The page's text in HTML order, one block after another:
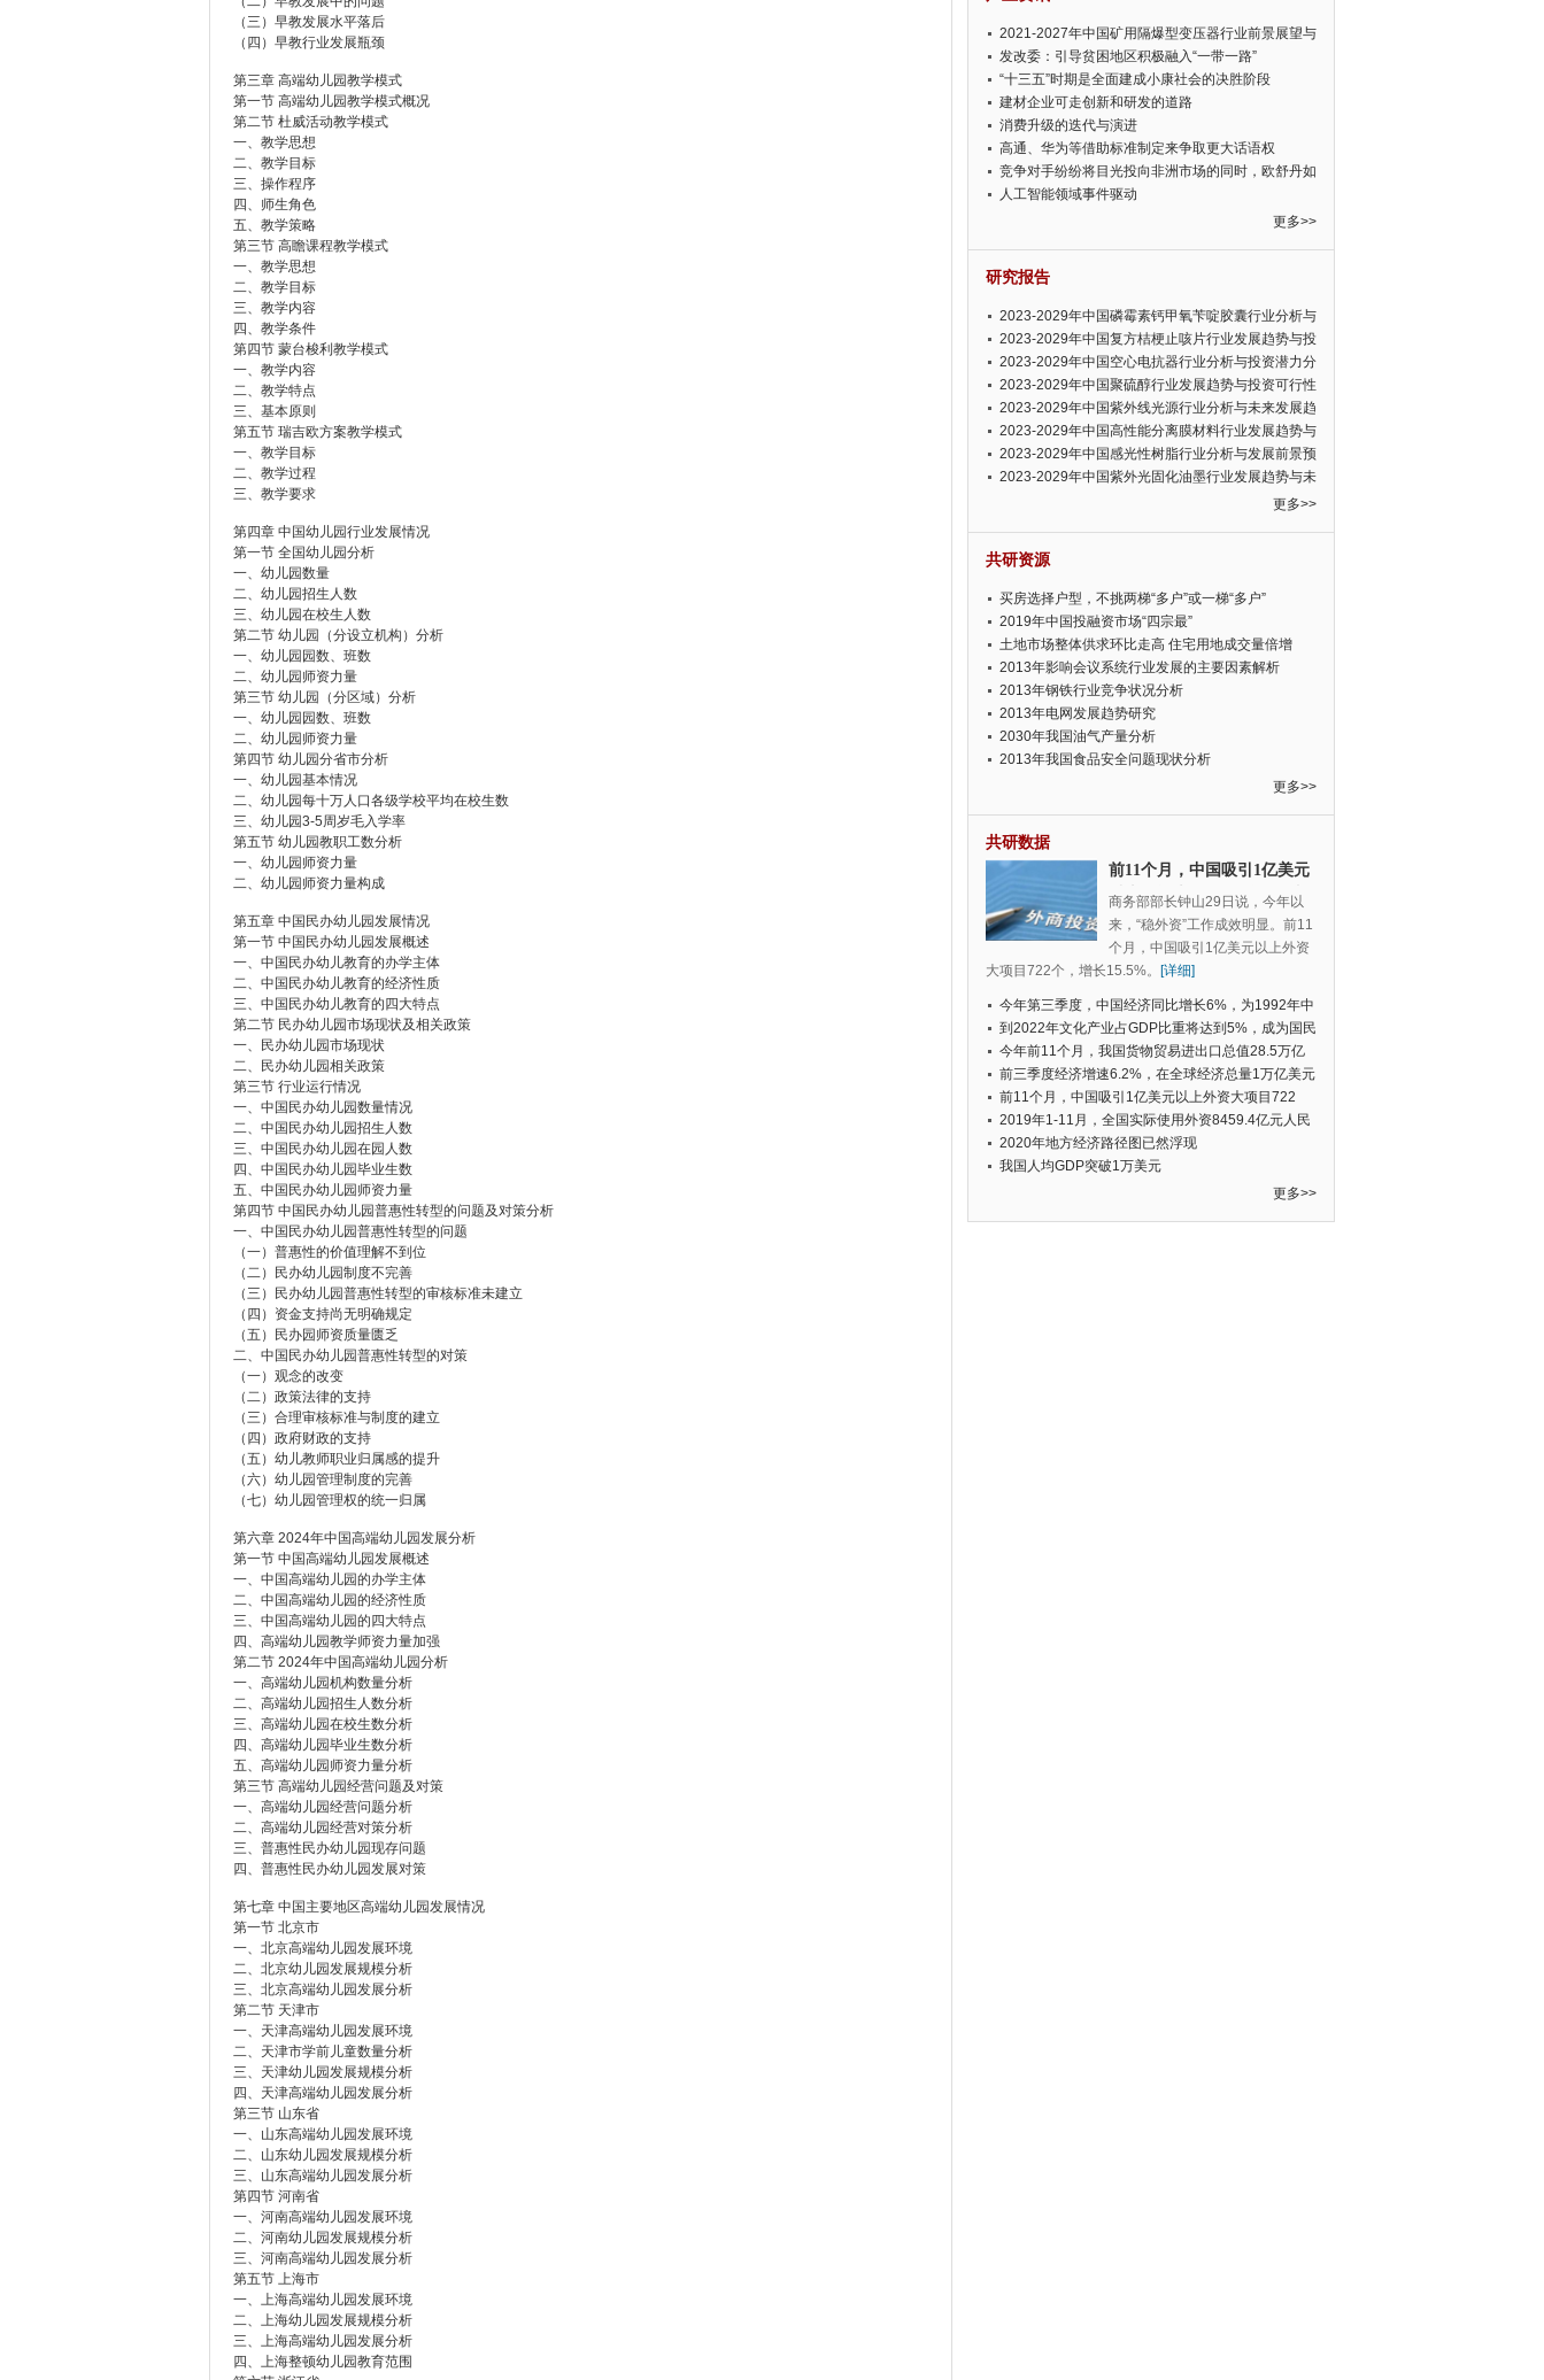
（三）早教发展水平落后
（四）早教行业发展瓶颈
第三章 高端幼儿园教学模式
第一节 高端幼儿园教学模式概况
第二节 杜威活动教学模式
一、教学思想
二、教学目标
三、操作程序
四、师生角色
五、教学策略
第三节 高瞻课程教学模式
一、教学思想
二、教学目标
三、教学内容
四、教学条件
第四节 蒙台梭利教学模式
一、教学内容
二、教学特点
三、基本原则
第五节 瑞吉欧方案教学模式
一、教学目标
二、教学过程
三、教学要求
第四章 中国幼儿园行业发展情况
第一节 全国幼儿园分析
一、幼儿园数量
二、幼儿园招生人数
三、幼儿园在校生人数
第二节 幼儿园（分设立机构）分析
一、幼儿园园数、班数
二、幼儿园师资力量
第三节 幼儿园（分区域）分析
一、幼儿园园数、班数
二、幼儿园师资力量
第四节 幼儿园分省市分析
一、幼儿园基本情况
二、幼儿园每十万人口各级学校平均在校生数
三、幼儿园3-5周岁毛入学率
第五节 幼儿园教职工数分析
一、幼儿园师资力量
二、幼儿园师资力量构成
第五章 中国民办幼儿园发展情况
第一节 中国民办幼儿园发展概述
一、中国民办幼儿教育的办学主体
二、中国民办幼儿教育的经济性质
三、中国民办幼儿教育的四大特点
第二节 民办幼儿园市场现状及相关政策
一、民办幼儿园市场现状
二、民办幼儿园相关政策
第三节 行业运行情况
一、中国民办幼儿园数量情况
二、中国民办幼儿园招生人数
三、中国民办幼儿园在园人数
四、中国民办幼儿园毕业生数
五、中国民办幼儿园师资力量
第四节 中国民办幼儿园普惠性转型的问题及对策分析
一、中国民办幼儿园普惠性转型的问题
（一）普惠性的价值理解不到位
（二）民办幼儿园制度不完善
（三）民办幼儿园普惠性转型的审核标准未建立
（四）资金支持尚无明确规定
（五）民办园师资质量匮乏
二、中国民办幼儿园普惠性转型的对策
（一）观念的改变
（二）政策法律的支持
（三）合理审核标准与制度的建立
（四）政府财政的支持
（五）幼儿教师职业归属感的提升
（六）幼儿园管理制度的完善
（七）幼儿园管理权的统一归属
第六章 2024年中国高端幼儿园发展分析
第一节 中国高端幼儿园发展概述
一、中国高端幼儿园的办学主体
二、中国高端幼儿园的经济性质
三、中国高端幼儿园的四大特点
四、高端幼儿园教学师资力量加强
第二节 2024年中国高端幼儿园分析
一、高端幼儿园机构数量分析
二、高端幼儿园招生人数分析
三、高端幼儿园在校生数分析
四、高端幼儿园毕业生数分析
五、高端幼儿园师资力量分析
第三节 高端幼儿园经营问题及对策
一、高端幼儿园经营问题分析
二、高端幼儿园经营对策分析
三、普惠性民办幼儿园现存问题
四、普惠性民办幼儿园发展对策
第七章 中国主要地区高端幼儿园发展情况
第一节 北京市
一、北京高端幼儿园发展环境
二、北京幼儿园发展规模分析
三、北京高端幼儿园发展分析
第二节 天津市
一、天津高端幼儿园发展环境
二、天津市学前儿童数量分析
三、天津幼儿园发展规模分析
四、天津高端幼儿园发展分析
第三节 山东省
一、山东高端幼儿园发展环境
二、山东幼儿园发展规模分析
三、山东高端幼儿园发展分析
第四节 河南省
一、河南高端幼儿园发展环境
二、河南幼儿园发展规模分析
三、河南高端幼儿园发展分析
第五节 上海市
一、上海高端幼儿园发展环境
二、上海幼儿园发展规模分析
三、上海高端幼儿园发展分析
四、上海整顿幼儿园教育范围
2021-2027年中国矿用隔爆型变压器行业前景展望与
投资前景预测报告
发改委：引导贫困地区积极融入“一带一路”
“十三五”时期是全面建成小康社会的决胜阶段
建材企业可走创新和研发的道路
消费升级的迭代与演进
高通、华为等借助标准制定来争取更大话语权
竞争对手纷纷将目光投向非洲市场的同时，欧舒丹如
此淡定，难道就真的不怕丧失先机吗?
人工智能领域事件驱动
更多>>
研究报告
2023-2029年中国磷霉素钙甲氧苄啶胶囊行业分析与
投资可行性报告
2023-2029年中国复方桔梗止咳片行业发展趋势与投
资潜力分析报告
2023-2029年中国空心电抗器行业分析与投资潜力分
析报告
2023-2029年中国聚硫醇行业发展趋势与投资可行性
报告
2023-2029年中国紫外线光源行业分析与未来发展趋
势报告
2023-2029年中国高性能分离膜材料行业发展趋势与
发展前景预测报告
2023-2029年中国感光性树脂行业分析与发展前景预
测报告
2023-2029年中国紫外光固化油墨行业发展趋势与未
更多>>
共研资源
买房选择户型，不挑两梯“多户”或一梯“多户”
2019年中国投融资市场“四宗最”
土地市场整体供求环比走高 住宅用地成交量倍增
2013年影响会议系统行业发展的主要因素解析
2013年钢铁行业竞争状况分析
2013年电网发展趋势研究
2030年我国油气产量分析
2013年我国食品安全问题现状分析
更多>>
共研数据
前11个月，中国吸引1亿美元
以上外资大项目722个，增长
15.5%
商务部部长钟山29日说，今年以
来，“稳外资”工作成效明显。前11
个月，中国吸引1亿美元以上外资
大项目722个，增长15.5%。 [详细]
今年第三季度，中国经济同比增长6%，为1992年中
国有季度数据以来的新低
到2022年文化产业占GDP比重将达到5%，成为国民
经济支柱产业
今年前11个月，我国货物贸易进出口总值28.5万亿
元人民币，比去年同期增长2.4%
前三季度经济增速6.2%，在全球经济总量1万亿美元
以上的经济体中增速最快
前11个月，中国吸引1亿美元以上外资大项目722
个，增长15.5%
2019年1-11月，全国实际使用外资8459.4亿元人民
币，同比增长6.0%
2020年地方经济路径图已然浮现
我国人均GDP突破1万美元
更多>>